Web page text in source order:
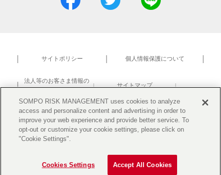
サイトポリシー 個人情報保護について
法人等のお客さま情報の
共同利用について
サイトマップ
研究活動における不正防止
Copyright©2019 Sompo Risk Management Inc. All Rights Reserved.
SOMPO RISK MANAGEMENT uses cookies to analyze
access and personalize content and advertising in order to
improve your web experience and provide better service. To
opt-out or customize your cookie settings, please click on
"Cookie Settings".
Cookies Settings Accept All Cookies